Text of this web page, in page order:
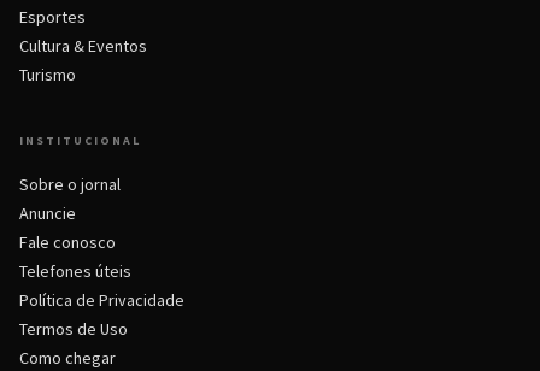
Esportes
Cultura & Eventos
Turismo
INSTITUCIONAL
Sobre o jornal
Anuncie
Fale conosco
Telefones úteis
Política de Privacidade
Termos de Uso
Como chegar